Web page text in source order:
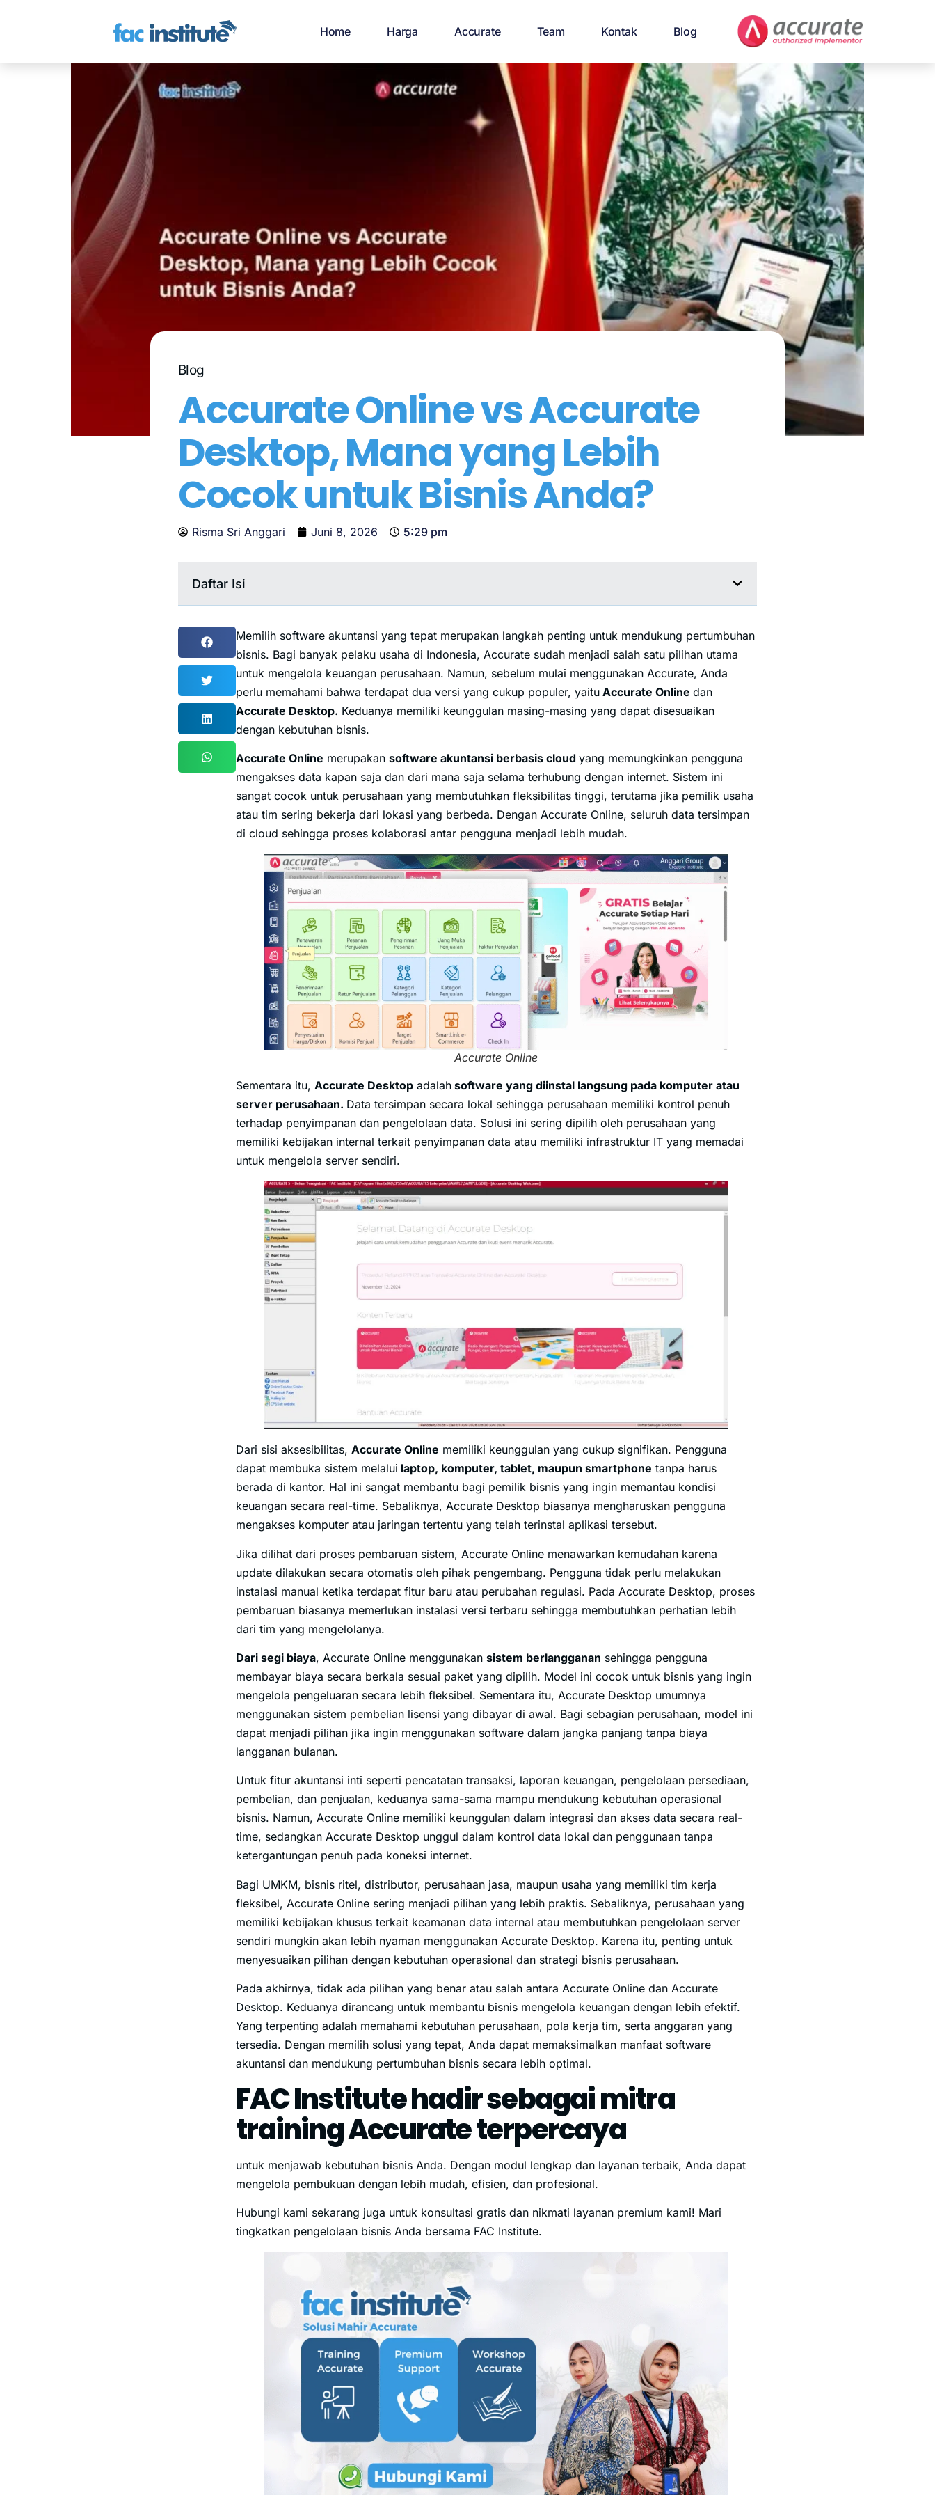
Home Harga Accurate Team Kontak Blog
Blog
Accurate Online vs Accurate
Desktop, Mana yang Lebih
Cocok untuk Bisnis Anda?
Risma Sri Anggari Juni 8, 2026 5:29 pm
Daftar Isi
Memilih software akuntansi yang tepat merupakan langkah penting untuk mendukung pertumbuhan
bisnis. Bagi banyak pelaku usaha di Indonesia, Accurate sudah menjadi salah satu pilihan utama
untuk mengelola keuangan perusahaan. Namun, sebelum mulai menggunakan Accurate, Anda
perlu memahami bahwa terdapat dua versi yang cukup populer, yaitu Accurate Onlinedan
Accurate Desktop. Keduanya memiliki keunggulan masing-masing yang dapat disesuaikan
dengan kebutuhan bisnis.
Accurate Online merupakansoftware akuntansi berbasis cloudyang memungkinkan pengguna
mengakses data kapan saja dan dari mana saja selama terhubung dengan internet. Sistem ini
sangat cocok untuk perusahaan yang membutuhkan fleksibilitas tinggi, terutama jika pemilik usaha
atau tim sering bekerja dari lokasi yang berbeda. Dengan Accurate Online, seluruh data tersimpan
di cloud sehingga proses kolaborasi antar pengguna menjadi lebih mudah.
Accurate Online
Sementara itu,Accurate Desktop adalah software yang diinstal langsung pada komputer atau
server perusahaan. Data tersimpan secara lokal sehingga perusahaan memiliki kontrol penuh
terhadap penyimpanan dan pengelolaan data. Solusi ini sering dipilih oleh perusahaan yang
memiliki kebijakan internal terkait penyimpanan data atau memiliki infrastruktur IT yang memadai
untuk mengelola server sendiri.
Dari sisi aksesibilitas,Accurate Online memiliki keunggulan yang cukup signifikan. Pengguna
dapat membuka sistem melalui laptop, komputer, tablet, maupun smartphone tanpa harus
berada di kantor. Hal ini sangat membantu bagi pemilik bisnis yang ingin memantau kondisi
keuangan secara real-time. Sebaliknya, Accurate Desktop biasanya mengharuskan pengguna
mengakses komputer atau jaringan tertentu yang telah terinstal aplikasi tersebut.
Jika dilihat dari proses pembaruan sistem, Accurate Online menawarkan kemudahan karena
update dilakukan secara otomatis oleh pihak pengembang. Pengguna tidak perlu melakukan
instalasi manual ketika terdapat fitur baru atau perubahan regulasi. Pada Accurate Desktop, proses
pembaruan biasanya memerlukan instalasi versi terbaru sehingga membutuhkan perhatian lebih
dari tim yang mengelolanya.
Dari segi biaya, Accurate Online menggunakansistem berlangganan sehingga pengguna
membayar biaya secara berkala sesuai paket yang dipilih. Model ini cocok untuk bisnis yang ingin
mengelola pengeluaran secara lebih fleksibel. Sementara itu, Accurate Desktop umumnya
menggunakan sistem pembelian lisensi yang dibayar di awal. Bagi sebagian perusahaan, model ini
dapat menjadi pilihan jika ingin menggunakan software dalam jangka panjang tanpa biaya
langganan bulanan.
Untuk fitur akuntansi inti seperti pencatatan transaksi, laporan keuangan, pengelolaan persediaan,
pembelian, dan penjualan, keduanya sama-sama mampu mendukung kebutuhan operasional
bisnis. Namun, Accurate Online memiliki keunggulan dalam integrasi dan akses data secara real-
time, sedangkan Accurate Desktop unggul dalam kontrol data lokal dan penggunaan tanpa
ketergantungan penuh pada koneksi internet.
Bagi UMKM, bisnis ritel, distributor, perusahaan jasa, maupun usaha yang memiliki tim kerja
fleksibel, Accurate Online sering menjadi pilihan yang lebih praktis. Sebaliknya, perusahaan yang
memiliki kebijakan khusus terkait keamanan data internal atau membutuhkan pengelolaan server
sendiri mungkin akan lebih nyaman menggunakan Accurate Desktop. Karena itu, penting untuk
menyesuaikan pilihan dengan kebutuhan operasional dan strategi bisnis perusahaan.
Pada akhirnya, tidak ada pilihan yang benar atau salah antara Accurate Online dan Accurate
Desktop. Keduanya dirancang untuk membantu bisnis mengelola keuangan dengan lebih efektif.
Yang terpenting adalah memahami kebutuhan perusahaan, pola kerja tim, serta anggaran yang
tersedia. Dengan memilih solusi yang tepat, Anda dapat memaksimalkan manfaat software
akuntansi dan mendukung pertumbuhan bisnis secara lebih optimal.
FAC Institute hadir sebagai mitra
training Accurate terpercaya
untuk menjawab kebutuhan bisnis Anda. Dengan modul lengkap dan layanan terbaik, Anda dapat
mengelola pembukuan dengan lebih mudah, efisien, dan profesional.
Hubungi kami sekarang juga untuk konsultasi gratis dan nikmati layanan premium kami! Mari
tingkatkan pengelolaan bisnis Anda bersama FAC Institute.